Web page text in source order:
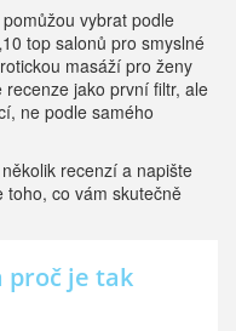
vybrat podle
top salonů pro smyslné
masáží pro ženy
jako první filtr, ale
ne podle samého
recenzí a napište
co vám skutečně
proč je tak